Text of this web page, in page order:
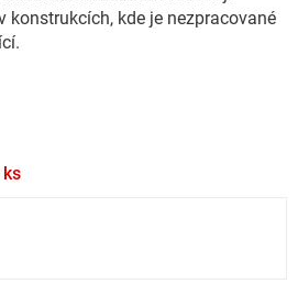
ks
konstrukcích, kde je nezpracované